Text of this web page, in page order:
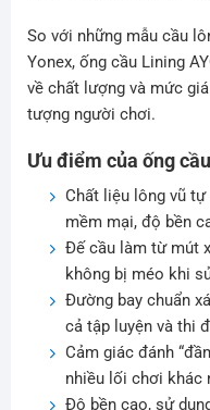
So với những mẫu cầu
Yonex, ống cầu Lining
về chất lượng và mức
tượng người chơi.
Ưu điểm của ống
Chất liệu lông vũ
mềm mại, độ bền
Đế cầu làm từ mút
không bị méo khi
Đường bay chuẩn
cả tập luyện và thi
Cảm giác đánh
nhiều lối chơi khác
Độ bền cao, sử